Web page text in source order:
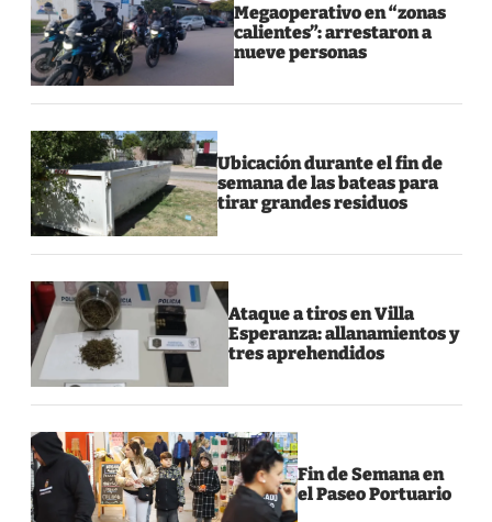
Megaoperativo en “zonas
calientes”: arrestaron a
nueve personas
Ubicación durante el fin de
semana de las bateas para
tirar grandes residuos
Ataque a tiros en Villa
Esperanza: allanamientos y
tres aprehendidos
Fin de Semana en
el Paseo Portuario